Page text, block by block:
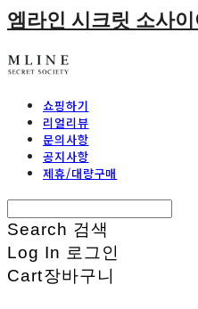
엠라인 시크릿 소사이
쇼핑하기
리얼리뷰
문의사항
공지사항
제휴/대량구매
Search 검색
Log In 로그인
Cart장바구니